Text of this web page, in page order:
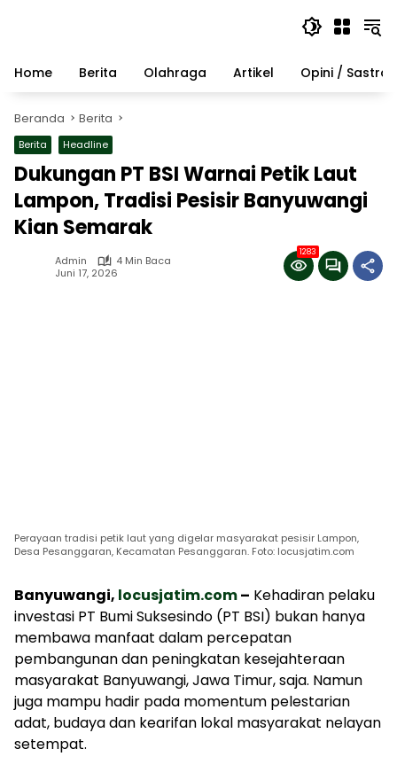
Home
Berita Olahraga Artikel Opini / Sastra
Beranda Berita
Berita Headline
Dukungan PT BSI Warnai Petik Laut
Lampon, Tradisi Pesisir Banyuwangi
Kian Semarak
Admin
4 Min Baca
Juni 17, 2026
1283
Perayaan tradisi petik laut yang digelar masyarakat pesisir Lampon,
Desa Pesanggaran, Kecamatan Pesanggaran. Foto: locusjatim.com
Banyuwangi, locusjatim.com– Kehadiran pelaku
investasi PT Bumi Suksesindo (PT BSI) bukan hanya
membawa manfaat dalam percepatan
pembangunan dan peningkatan kesejahteraan
masyarakat Banyuwangi, Jawa Timur, saja. Namun
juga mampu hadir pada momentum pelestarian
adat, budaya dan kearifan lokal masyarakat nelayan
setempat.